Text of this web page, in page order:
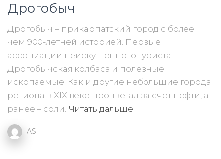
Дрогобыч
Дрогобыч – прикарпатский город с более
чем 900-летней историей. Первые
ассоциации неискушенного туриста:
Дрогобычская колбаса и полезные
ископаемые. Как и другие небольшие города
региона в ХІХ веке процветал за счет нефти, а
ранее – соли. Читать дальше…
AS